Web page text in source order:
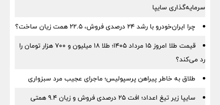
سرمایه‌گذاری سایپا
چرا ایران‌خودرو با رشد ۲۴ درصدی فروش، ۲۲.۵ همت زیان ساخت؟
قیمت طلا امروز ۱۵ مرداد ۱۴۰۵؛ طلا ۱۸ میلیون و ۷۰۰ هزار تومان را
رد می‌کند؟
طلاق به خاطر پیراهن پرسپولیس؛ ماجرای عجیب مرد سبزواری
سایپا زیر تیغ اعداد؛ افت ۲۵ درصدی فروش و زیان ۹.۴ همتی